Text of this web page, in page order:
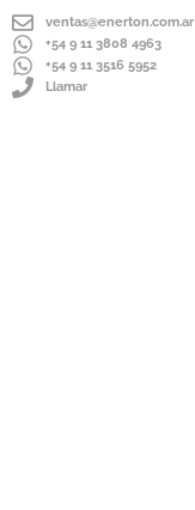
ventas@enerton.com.ar
+54 9 11 3808 4963
+54 9 11 3516 5952
Llamar